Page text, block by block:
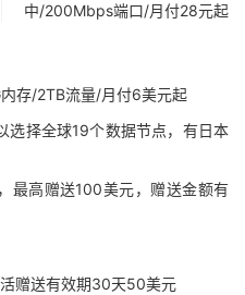
中/200Mbps端口/月付28元起
存/2TB流量/月付6美元起
选择全球19个数据节点，有日本
最高赠送100美元，赠送金额有
赠送有效期30天50美元